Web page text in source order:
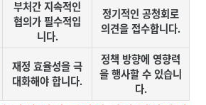
부처간 지속적인
협의가 필수적입
니다.
정기적인 공청회로
의견을 접수합니다.
재정 효율성을 극
대화해야 합니다.
정책 방향에 영향력
을 행사할 수 있습니
다.